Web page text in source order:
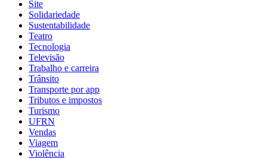
Site
Solidariedade
Sustentabilidade
Teatro
Tecnologia
Televisão
Trabalho e carreira
Trânsito
Transporte por app
Tributos e impostos
Turismo
UFRN
Vendas
Viagem
Violência